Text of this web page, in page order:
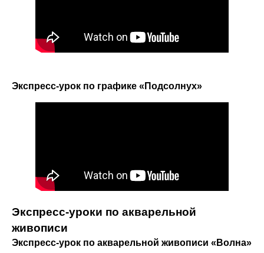
Экспресс-урок по графике «Подсолнух»
Экспресс-уроки по акварельной
живописи
Экспресс-урок по акварельной живописи «Волна»